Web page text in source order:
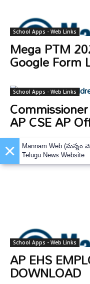
School Apps - Web Links
Mega PTM
Google Form
School Apps - Web Links
AP CSE AP
School Apps - Web Links
AP EHS
DOWNLOAD
×
Mannam Web (మన్నం
Telugu News Website